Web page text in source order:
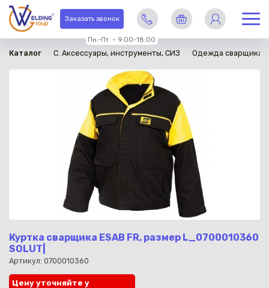
Заказать звонок
Пн.-Пт. – 9:00-18:00
Каталог C. Аксессуары, инструменты, СИЗ Одежда сварщика
Куртка сварщика ESAB FR, размер L_0700010360
SOLUT|
Артикул: 0700010360
в наличии
Цену уточняйте у